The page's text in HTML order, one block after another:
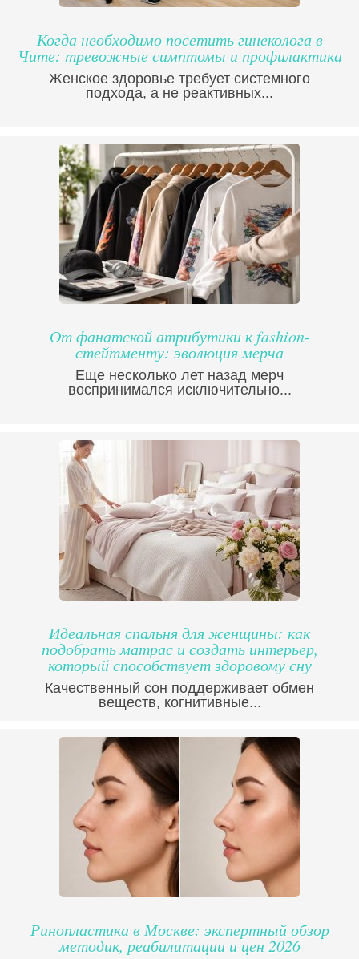
Когда необходимо посетить гинеколога в
Чите: тревожные симптомы и профилактика
Женское здоровье требует системного
подхода, а не реактивных...
От фанатской атрибутики к fashion-
стейтменту: эволюция мерча
Еще несколько лет назад мерч
воспринимался исключительно...
Идеальная спальня для женщины: как
подобрать матрас и создать интерьер,
который способствует здоровому сну
Качественный сон поддерживает обмен
веществ, когнитивные...
Ринопластика в Москве: экспертный обзор
методик, реабилитации и цен 2026